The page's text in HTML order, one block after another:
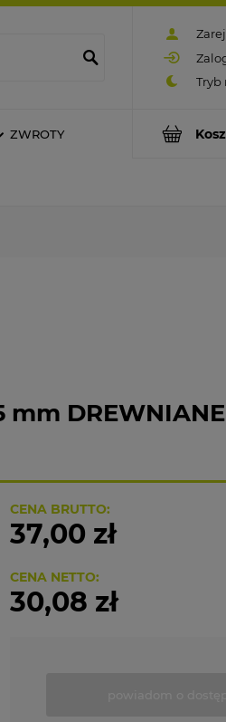
ZWROTY
mm
CENA BRUTTO:
37,00 zł
CENA NETTO:
30,08 zł